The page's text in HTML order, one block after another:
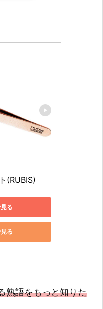
(RUBIS)
る
る
熟語をもっと知りた